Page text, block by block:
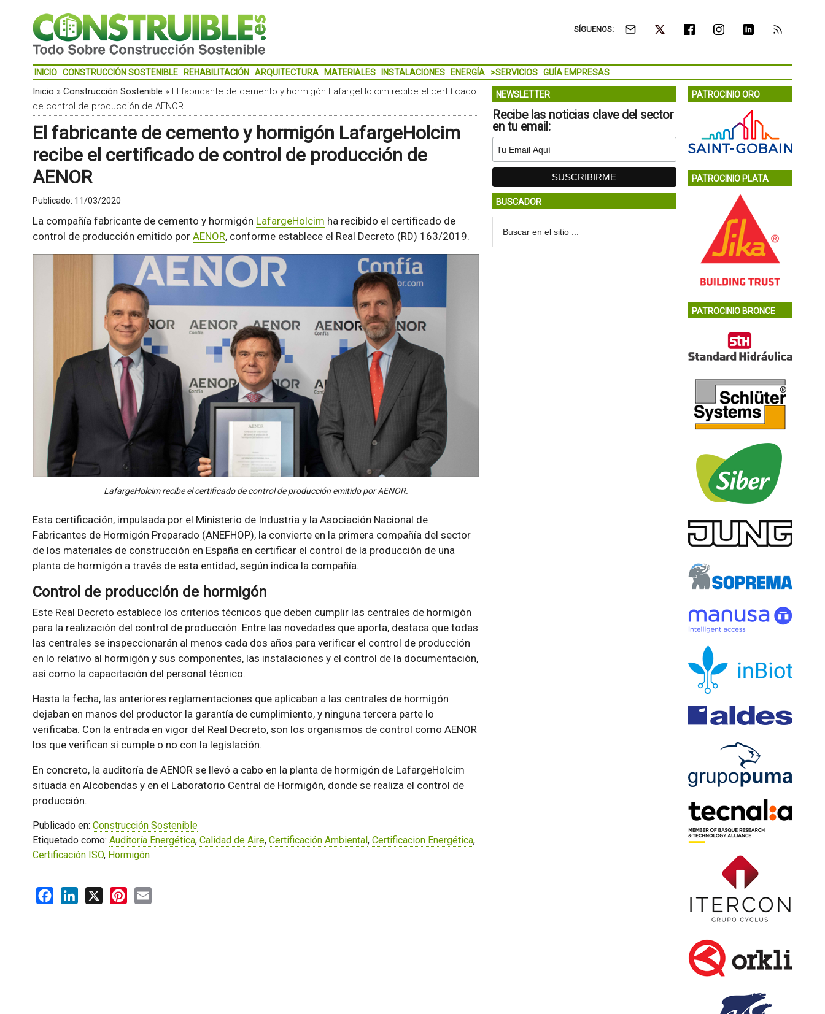
SÍGUENOS:
INICIO CONSTRUCCIÓN SOSTENIBLE REHABILITACIÓN ARQUITECTURA MATERIALES INSTALACIONES ENERGÍA >SERVICIOS GUÍA EMPRESAS
Inicio » Construcción Sostenible » El fabricante de cemento y hormigón LafargeHolcim recibe el certificado
de control de producción de AENOR
El fabricante de cemento y hormigón LafargeHolcim
recibe el certificado de control de producción de
AENOR
Publicado: 11/03/2020
La compañía fabricante de cemento y hormigón LafargeHolcim ha recibido el certificado de
control de producción emitido por AENOR, conforme establece el Real Decreto (RD) 163/2019.
LafargeHolcim recibe el certificado de control de producción emitido por AENOR.
Esta certificación, impulsada por el Ministerio de Industria y la Asociación Nacional de
Fabricantes de Hormigón Preparado (ANEFHOP), la convierte en la primera compañía del sector
de los materiales de construcción en España en certificar el control de la producción de una
planta de hormigón a través de esta entidad, según indica la compañía.
Control de producción de hormigón
Este Real Decreto establece los criterios técnicos que deben cumplir las centrales de hormigón
para la realización del control de producción. Entre las novedades que aporta, destaca que todas
las centrales se inspeccionarán al menos cada dos años para verificar el control de producción
en lo relativo al hormigón y sus componentes, las instalaciones y el control de la documentación,
así como la capacitación del personal técnico.
Hasta la fecha, las anteriores reglamentaciones que aplicaban a las centrales de hormigón
dejaban en manos del productor la garantía de cumplimiento, y ninguna tercera parte lo
verificaba. Con la entrada en vigor del Real Decreto, son los organismos de control como AENOR
los que verifican si cumple o no con la legislación.
En concreto, la auditoría de AENOR se llevó a cabo en la planta de hormigón de LafargeHolcim
situada en Alcobendas y en el Laboratorio Central de Hormigón, donde se realiza el control de
producción.
Publicado en: Construcción Sostenible
Etiquetado como: Auditoría Energética, Calidad de Aire, Certificación Ambiental, Certificacion Energética,
Certificación ISO, Hormigón
FacebookLinkedIn
X PinterestEmail
NEWSLETTER
Recibe las noticias clave del sector
en tu email:
BUSCADOR
PATROCINIO ORO
PATROCINIO PLATA
PATROCINIO BRONCE